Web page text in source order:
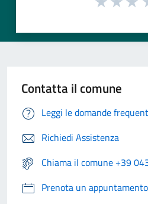
Contatta il comune
Leggi le domande
Richiedi Assistenza
Chiama il comune +39
Prenota un appuntamento